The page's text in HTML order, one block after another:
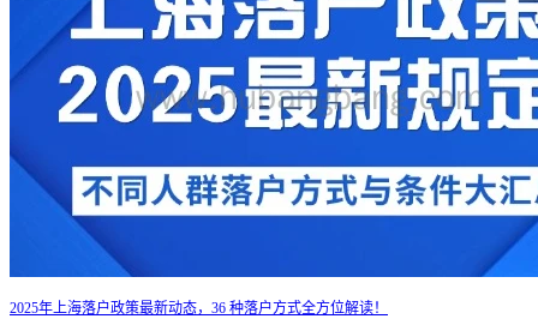
2025年上海落户政策最新动态，36 种落户方式全方位解读！